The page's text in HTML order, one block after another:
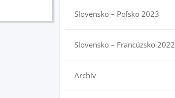
Slovensko – Poľsko 2023
Slovensko – Francúzsko 2022
Archív